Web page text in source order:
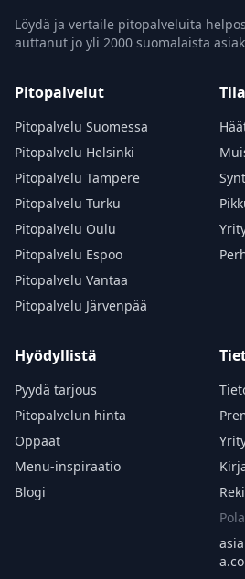
Löydä ja vertaile pitopalveluita
auttanut jo yli 2000 suomalaista
Pitopalvelut
Pitopalvelu Suomessa
Pitopalvelu Helsinki
Pitopalvelu Tampere
Pitopalvelu Turku
Pitopalvelu Oulu
Pitopalvelu Espoo
Pitopalvelu Vantaa
Pitopalvelu Järvenpää
Hyödyllistä
Pyydä tarjous
Pitopalvelun hinta
Oppaat
Menu-inspiraatio
Blogi